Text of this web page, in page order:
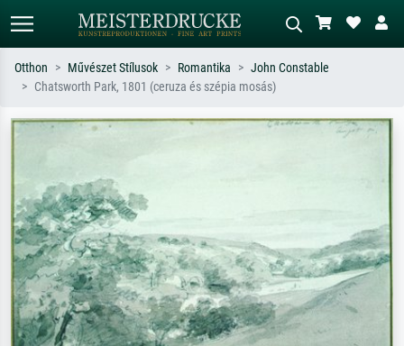
Keressen művész, műcím vagy stílus
akt.
Írja le a jelenetet – pl. zöld rét, sok
Otthon Művészet Stílusok Romantika
John Constable
Chatsworth Park, 1801 (ceruza és szépia mosás)